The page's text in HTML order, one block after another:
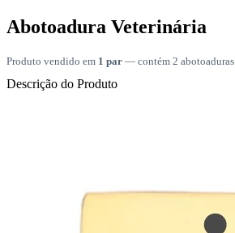
Abotoadura Veterinária
Produto vendido em 1 par — contém 2 abotoaduras.
Descrição do Produto